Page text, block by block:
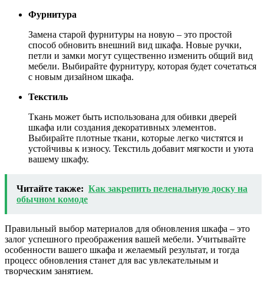
Фурнитура
Замена старой фурнитуры на новую – это простой
способ обновить внешний вид шкафа. Новые ручки,
петли и замки могут существенно изменить общий вид
мебели. Выбирайте фурнитуру, которая будет сочетаться
с новым дизайном шкафа.
Текстиль
Ткань может быть использована для обивки дверей
шкафа или создания декоративных элементов.
Выбирайте плотные ткани, которые легко чистятся и
устойчивы к износу. Текстиль добавит мягкости и уюта
вашему шкафу.
Читайте также: Как закрепить пеленальную доску на
обычном комоде
Правильный выбор материалов для обновления шкафа – это
залог успешного преображения вашей мебели. Учитывайте
особенности вашего шкафа и желаемый результат, и тогда
процесс обновления станет для вас увлекательным и
творческим занятием.